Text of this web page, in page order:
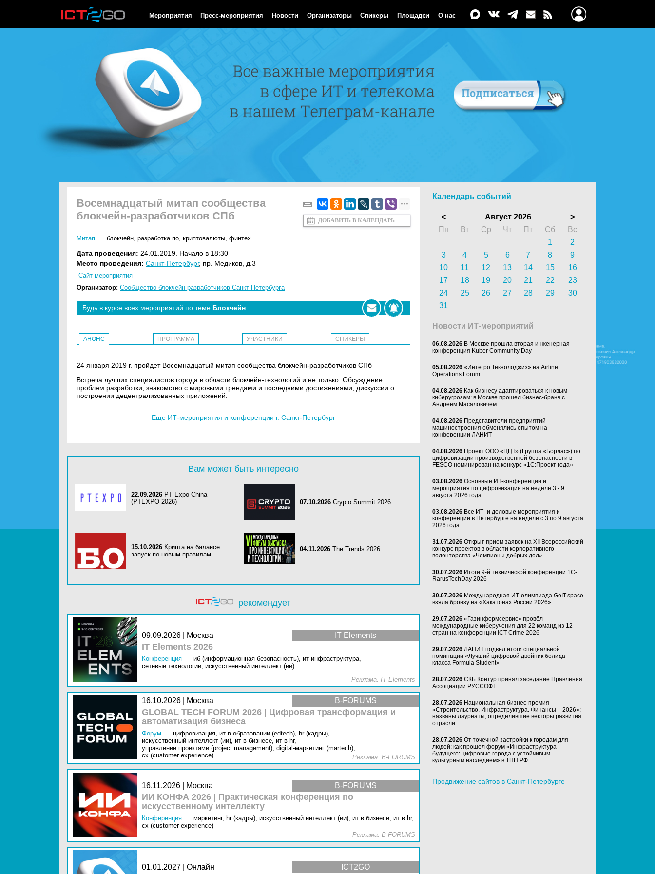
Мероприятия Пресс-мероприятия Новости Организаторы Спикеры Площадки О нас
Восемнадцатый митап сообщества
блокчейн-разработчиков СПб
ДОБАВИТЬ В КАЛЕНДАРЬ
Митап блокчейн, разработка по, криптовалюты, финтех
Дата проведения: 24.01.2019. Начало в 18:30
Место проведения: Санкт-Петербург, пр. Медиков, д.3
Сайт мероприятия
Организатор: Сообщество блокчейн-разработчиков Санкт-Петербурга
Будь в курсе всех мероприятий по теме Блокчейн
АНОНС ПРОГРАММА УЧАСТНИКИ СПИКЕРЫ
24 января 2019 г. пройдет Восемнадцатый митап сообщества блокчейн-разработчиков СПб
Встреча лучших специалистов города в области блокчейн-технологий и не только. Обсуждение
проблем разработки, знакомство с мировыми трендами и последними достижениями, дискуссии о
построении децентрализованных приложений.
Еще ИТ-мероприятия и конференции г. Санкт-Петербург
Вам может быть интересно
22.09.2026 PT Expo China
(PTEXPO 2026)
07.10.2026 Crypto Summit 2026
15.10.2026 Крипта на балансе:
запуск по новым правилам
04.11.2026 The Trends 2026
рекомендует
IT Elements
09.09.2026 | Москва
IT Elements 2026
Конференция иб (информационная безопасность), ит-инфраструктура,
сетевые технологии, искусственный интеллект (ии)
Реклама. IT Elements
B-FORUMS
16.10.2026 | Москва
GLOBAL TECH FORUM 2026 | Цифровая трансформация и
автоматизация бизнеса
Форум цифровизация, ит в образовании (edtech), hr (кадры),
искусственный интеллект (ии), ит в бизнесе, ит в hr,
управление проектами (project management), digital-маркетинг (martech),
cx (customer experience)
Реклама. B-FORUMS
B-FORUMS
16.11.2026 | Москва
ИИ КОНФА 2026 | Практическая конференция по
искусственному интеллекту
Конференция маркетинг, hr (кадры), искусственный интеллект (ии), ит в бизнесе, ит в hr,
cx (customer experience)
Реклама. B-FORUMS
ICT2GO
01.01.2027 | Онлайн
Календарь событий
< Август 2026
>
Пн
Вт Ср Чт Пт Сб
Вс
1
2
3
4 5 6 7 8
9
10
11 12 13 14 15
16
17
18 19 20 21 22
23
24
25 26 27 28 29
30
31
Новости ИТ-мероприятий
06.08.2026 В Москве прошла вторая инженерная
конференция Kuber Community Day
05.08.2026 «Интегро Текнолоджиз» на Airline
Operations Forum
04.08.2026 Как бизнесу адаптироваться к новым
киберугрозам: в Москве прошел бизнес-бранч с
Андреем Масаловичем
04.08.2026 Представители предприятий
машиностроения обменялись опытом на
конференции ЛАНИТ
04.08.2026 Проект ООО «ЦЦТ» (Группа «Борлас») по
цифровизации производственной безопасности в
FESCO номинирован на конкурс «1С:Проект года»
03.08.2026 Основные ИТ-конференции и
мероприятия по цифровизации на неделе 3 - 9
августа 2026 года
03.08.2026 Все ИТ- и деловые мероприятия и
конференции в Петербурге на неделе с 3 по 9 августа
2026 года
31.07.2026 Открыт прием заявок на XII Всероссийский
конкурс проектов в области корпоративного
волонтерства «Чемпионы добрых дел»
30.07.2026 Итоги 9-й технической конференции 1C-
RarusTechDay 2026
30.07.2026 Международная ИТ-олимпиада GoIT.space
взяла бронзу на «Хакатонах России 2026»
29.07.2026 «Газинформсервис» провёл
международные киберучения для 22 команд из 12
стран на конференции ICT-Crime 2026
29.07.2026 ЛАНИТ подвел итоги специальной
номинации «Лучший цифровой двойник болида
класса Formula Student»
28.07.2026 СКБ Контур принял заседание Правления
Ассоциации РУССОФТ
28.07.2026 Национальная бизнес-премия
«Строительство. Инфраструктура. Финансы – 2026»:
названы лауреаты, определившие векторы развития
отрасли
28.07.2026 От точечной застройки к городам для
людей: как прошел форум «Инфраструктура
будущего: цифровые города с устойчивым
культурным наследием» в ТПП РФ
Продвижение сайтов в Санкт-Петербурге